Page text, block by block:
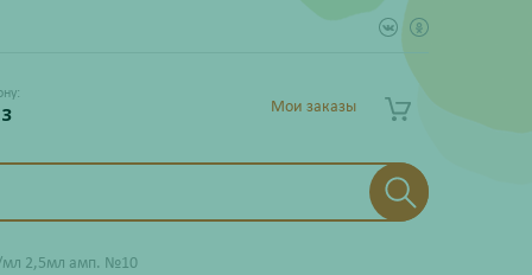
Мои заказы
мл 2,5мл амп. №10